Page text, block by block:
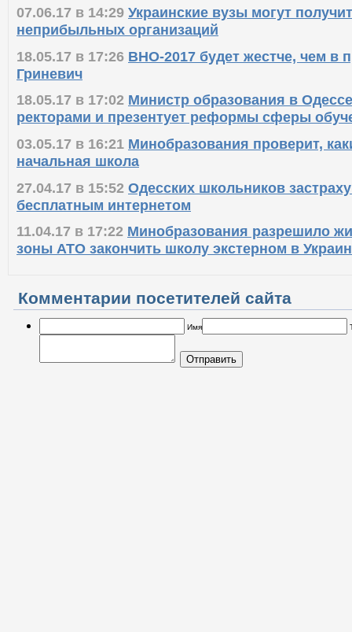
07.06.17 в 14:29 Украинские вузы могут
неприбыльных организаций
18.05.17 в 17:26 ВНО-2017 будет жестче, чем в
Гриневич
18.05.17 в 17:02 Министр образования в
ректорами и презентует реформы сферы
03.05.17 в 16:21 Минобразования проверит,
начальная школа
27.04.17 в 15:52 Одесских школьников
бесплатным интернетом
11.04.17 в 17:22 Минобразования разрешило
зоны АТО закончить школу экстерном в
Комментарии посетителей сайта
Имя
Отправить